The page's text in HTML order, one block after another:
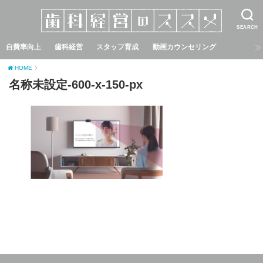
SEARCH
自費率向上 歯科経営 スタッフ育成 動画カウンセリング
HOME
名称未設定-600-x-150-px